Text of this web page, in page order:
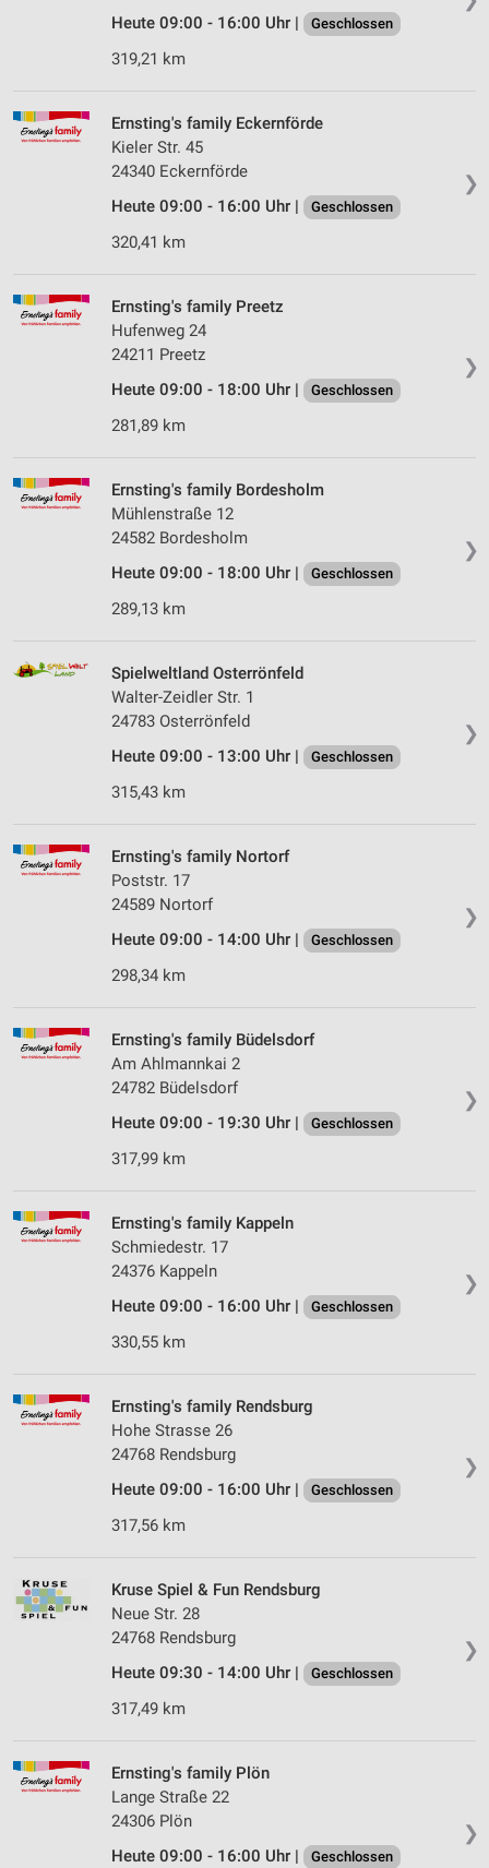
Heute 09:00 - 16:00 Uhr | Geschlossen
319,21 km
❯
Ernsting's family Eckernförde
Kieler Str. 45
24340 Eckernförde
Heute 09:00 - 16:00 Uhr |
Geschlossen
320,41 km
❯
Ernsting's family Preetz
Hufenweg 24
24211 Preetz
Heute 09:00 - 18:00 Uhr |
Geschlossen
281,89 km
❯
Ernsting's family Bordesholm
Mühlenstraße 12
24582 Bordesholm
Heute 09:00 - 18:00 Uhr |
Geschlossen
289,13 km
❯
Spielweltland Osterrönfeld
Walter-Zeidler Str. 1
24783 Osterrönfeld
Heute 09:00 - 13:00 Uhr |
Geschlossen
315,43 km
❯
Ernsting's family Nortorf
Poststr. 17
24589 Nortorf
Heute 09:00 - 14:00 Uhr |
Geschlossen
298,34 km
❯
Ernsting's family Büdelsdorf
Am Ahlmannkai 2
24782 Büdelsdorf
Heute 09:00 - 19:30 Uhr |
Geschlossen
317,99 km
❯
Ernsting's family Kappeln
Schmiedestr. 17
24376 Kappeln
Heute 09:00 - 16:00 Uhr |
Geschlossen
330,55 km
❯
Ernsting's family Rendsburg
Hohe Strasse 26
24768 Rendsburg
Heute 09:00 - 16:00 Uhr |
Geschlossen
317,56 km
❯
Kruse Spiel & Fun Rendsburg
Neue Str. 28
24768 Rendsburg
Heute 09:30 - 14:00 Uhr |
Geschlossen
317,49 km
❯
Ernsting's family Plön
Lange Straße 22
24306 Plön
Heute 09:00 - 16:00 Uhr |
Geschlossen